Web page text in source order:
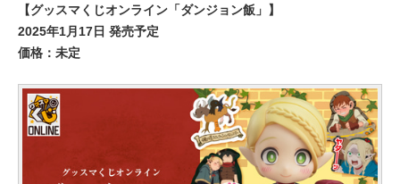
【グッスマくじオンライン「ダンジョン飯」】
2025年1月17日 発売予定
価格：未定